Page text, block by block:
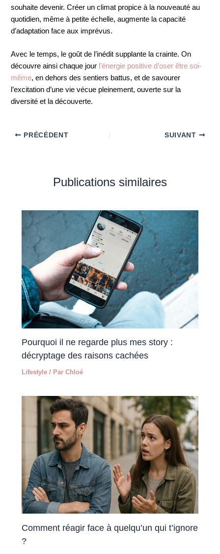
souhaite devenir. Créer un climat propice à la nouveauté au
quotidien, même à petite échelle, augmente la capacité
d’adaptation face aux imprévus.
Avec le temps, le goût de l’inédit supplante la crainte. On
découvre ainsi chaque jour l’énergie positive d’oser être soi-
même, en dehors des sentiers battus, et de savourer
l’excitation d’une vie vécue pleinement, ouverte sur la
diversité et la découverte.
PRÉCÉDENT SUIVANT
Publications similaires
Pourquoi il ne regarde plus mes story :
décryptage des raisons cachées
Lifestyle / ParChloé
Comment réagir face à quelqu’un qui t’ignore
?